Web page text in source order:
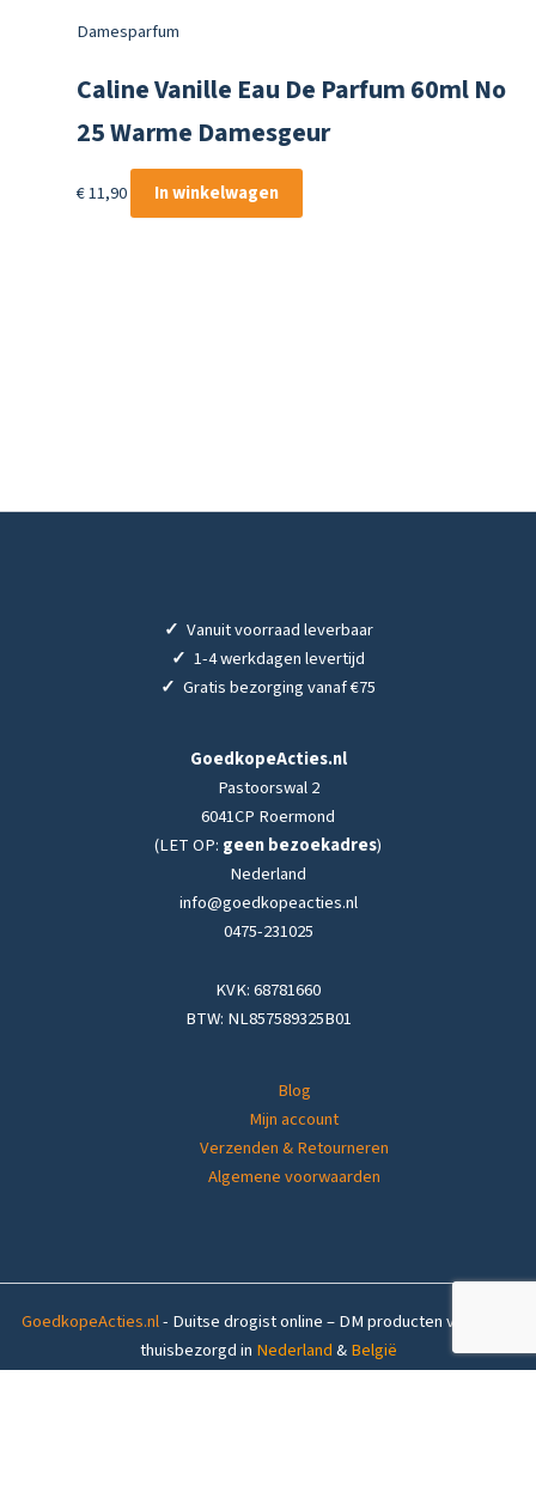
Damesparfum
Caline Vanille Eau De Parfum 60ml No
25 Warme Damesgeur
€11,90 In winkelwagen
✓ Vanuit voorraad leverbaar
✓ 1-4 werkdagen levertijd
✓ Gratis bezorging vanaf €75
GoedkopeActies.nl
Pastoorswal 2
6041CP Roermond
(LET OP: geen bezoekadres)
Nederland
info@goedkopeacties.nl
0475-231025
KVK: 68781660
BTW: NL857589325B01
Blog
Mijn account
Verzenden & Retourneren
Algemene voorwaarden
GoedkopeActies.nl- Duitse drogist online – DM producten voordelig
thuisbezorgd in Nederland&België